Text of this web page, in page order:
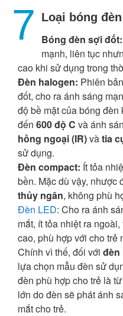
7 Loại bóng
Bóng đèn sợi đốt:
mạnh, liên tục
cao khi sử dụng trong
Đèn halogen: Phiên
đốt, cho ra ánh sáng
độ bề mặt của bóng
đến 600 độ C và ánh
hồng ngoại (IR)vàtia
sử dụng.
Đèn compact: Ít tỏa
bền. Mặc dù vậy, nhược
thủy ngân, không phù
Đèn LED: Cho ra ánh
mắt, ít tỏa nhiệt ra
cao, phù hợp với cho trẻ
Chính vì thế, đối với đèn
lựa chọn mẫu đèn sử
đèn phù hợp cho trẻ là từ
lớn do đèn sẽ phát ánh
mắt cho trẻ.